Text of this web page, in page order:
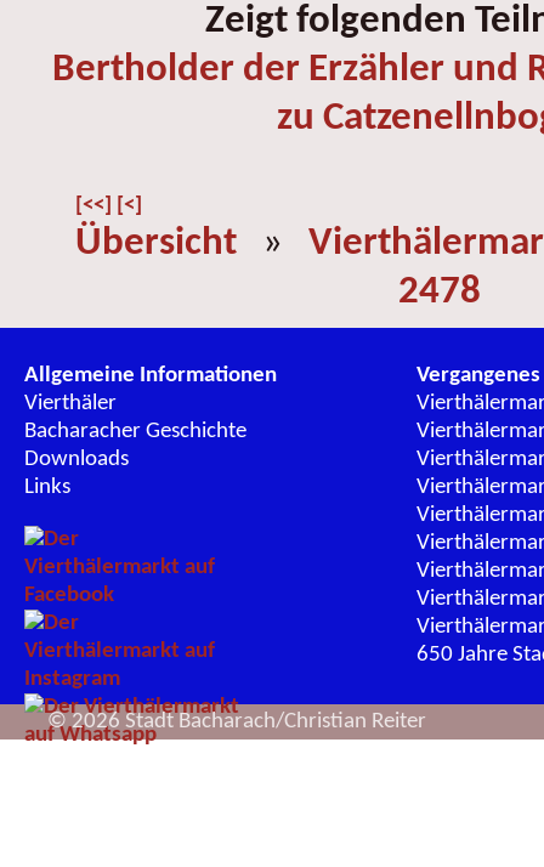
Zeigt folgenden
Bertholder der Erzähler und
zu
[<<] [<]
Übersicht »
2478
Allgemeine Informationen
Vierthäler
Bacharacher Geschichte
Downloads
Links
Vergangenes
650 Jahre
© 2026 Stadt Bacharach/Christian Reiter